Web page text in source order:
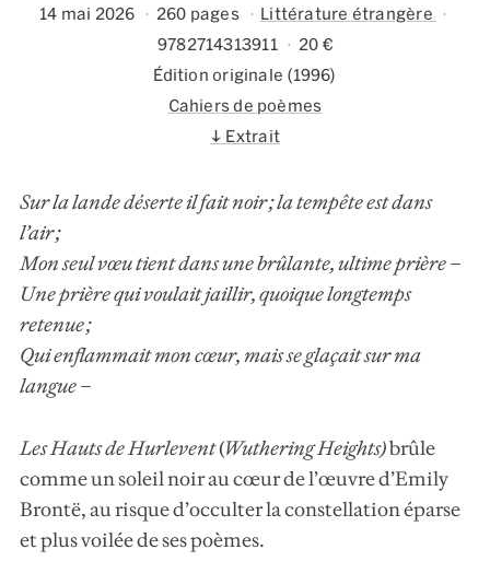
14 mai 2026
260 pages
Littérature étrangère
9782714313911
20 €
Édition originale (1996)
Cahiers de poèmes
Extrait
Sur la lande déserte il fait noir ; la tempête est dans
l’air ;
Mon seul vœu tient dans une brûlante, ultime prière –
Une prière qui voulait jaillir, quoique longtemps
retenue ;
Qui enflammait mon cœur, mais se glaçait sur ma
langue –
Les Hauts de Hurlevent(Wuthering Heights)brûle
comme un soleil noir au cœur de l’œuvre d’Emily
Brontë, au risque d’occulter la constellation éparse
et plus voilée de ses poèmes.